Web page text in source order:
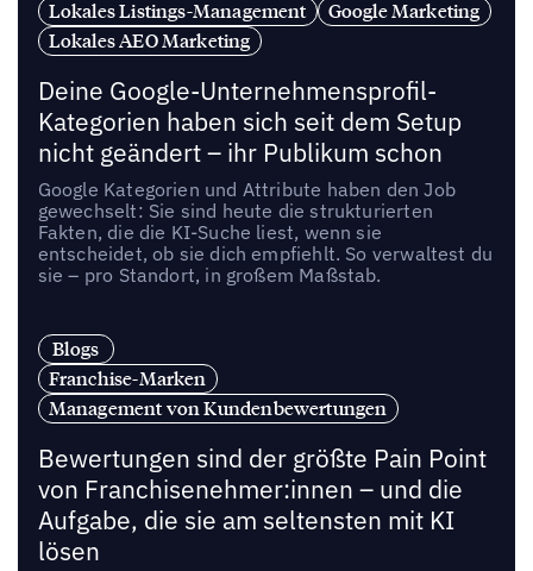
Lokales Listings-Management
Google Marketing
Lokales AEO Marketing
Deine Google-Unternehmensprofil-
Kategorien haben sich seit dem Setup
nicht geändert – ihr Publikum schon
Google Kategorien und Attribute haben den Job
gewechselt: Sie sind heute die strukturierten
Fakten, die die KI-Suche liest, wenn sie
entscheidet, ob sie dich empfiehlt. So verwaltest du
sie – pro Standort, in großem Maßstab.
Blogs
Franchise-Marken
Management von Kundenbewertungen
Bewertungen sind der größte Pain Point
von Franchisenehmer:innen – und die
Aufgabe, die sie am seltensten mit KI
lösen